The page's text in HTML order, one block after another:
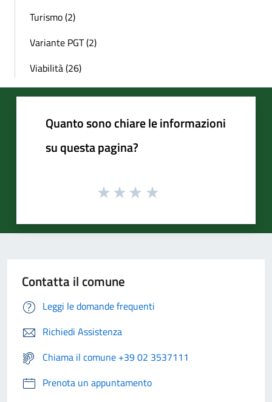
Turismo (2)
Variante PGT (2)
Viabilità (26)
Quanto sono chiare le informazioni
su questa pagina?
Contatta il comune
Leggi le domande frequenti
Richiedi Assistenza
Chiama il comune +39 02 3537111
Prenota un appuntamento